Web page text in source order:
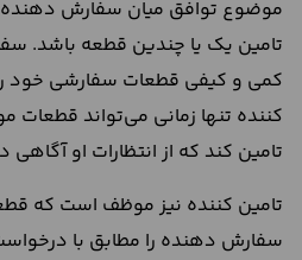
موضوع توافق میان سفارش دهنده
تامین یک یا چندین قطعه باشد.
کمی و کیفی قطعات سفارشی خود را
کننده تنها زمانی می‌تواند قطعات
تامین کند که از انتظارات او آگاهی
تامین کننده نیز موظف است که
سفارش دهنده را مطابق با